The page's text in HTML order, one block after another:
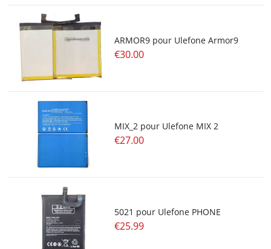
ARMOR9 pour Ulefone Armor9
€30.00
MIX_2 pour Ulefone MIX 2
€27.00
5021 pour Ulefone PHONE
€25.99